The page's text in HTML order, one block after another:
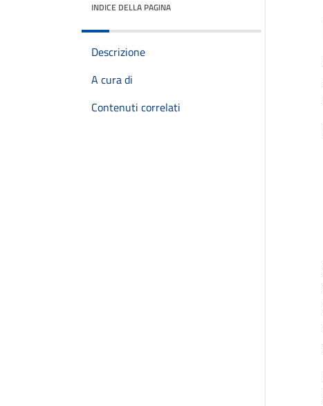
INDICE DELLA PAGINA
Descrizione
A cura di
Contenuti correlati